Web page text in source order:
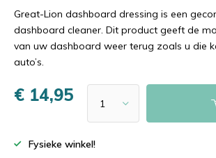
Great-Lion dashboard dressing is een
dashboard cleaner. Dit product geeft de
van uw dashboard weer terug zoals u die
auto’s.
€ 14,95
Fysieke winkel!